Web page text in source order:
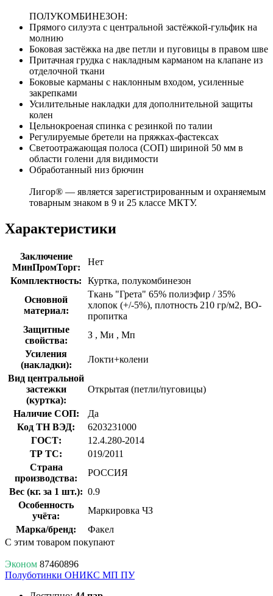
ПОЛУКОМБИНЕЗОН:
Прямого силуэта с центральной застёжкой-гульфик на
молнию
Боковая застёжка на две петли и пуговицы в правом шве
Притачная грудка с накладным карманом на клапане из
отделочной ткани
Боковые карманы с наклонным входом, усиленные
закрепками
Усилительные накладки для дополнительной защиты
колен
Цельнокроеная спинка с резинкой по талии
Регулируемые бретели на пряжках-фастексах
Светоотражающая полоса (СОП) шириной 50 мм в
области голени для видимости
Обработанный низ брючин
Лигор® — является зарегистрированным и охраняемым
товарным знаком в 9 и 25 классе МКТУ.
Характеристики
Заключение
МинПромТорг:
Нет
Комплектность:
Куртка, полукомбинезон
Основной
материал:
Ткань "Грета" 65% полиэфир / 35%
хлопок (+/-5%), плотность 210 гр/м2, ВО-
пропитка
Защитные
свойства:
З , Ми , Мп
Усиления
(накладки):
Локти+колени
Вид центральной
застежки
(куртка):
Открытая (петли/пуговицы)
Наличие СОП:
Да
Код ТН ВЭД:
6203231000
ГОСТ:
12.4.280-2014
ТР ТС:
019/2011
Страна
производства:
РОССИЯ
Вес (кг. за 1 шт.): 0.9
Особенность
учёта:
Маркировка ЧЗ
Марка/бренд:
Факел
С этим товаром покупают
Эконом 87460896
Полуботинки ОНИКС МП ПУ